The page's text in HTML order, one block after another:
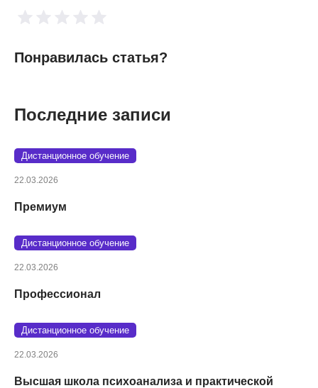
Понравилась статья?
Последние записи
Дистанционное обучение
22.03.2026
Премиум
Дистанционное обучение
22.03.2026
Профессионал
Дистанционное обучение
22.03.2026
Высшая школа психоанализа и практической